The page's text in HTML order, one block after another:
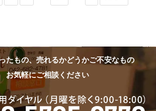
たもの、売れるかどうかご不安なもの
お気軽にご相談ください